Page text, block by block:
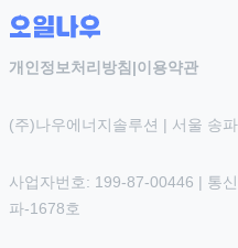
개인정보처리방침|이용약관
(주)나우에너지솔루션 | 서울 송
사업자번호: 199-87-00446 | 통
파-1678호